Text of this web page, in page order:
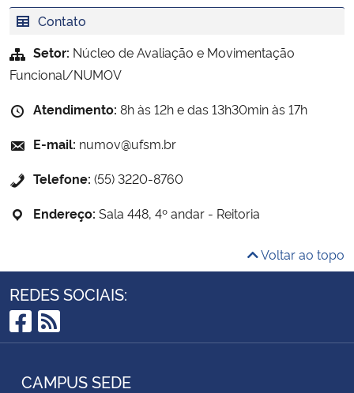
Contato
Setor: Núcleo de Avaliação e Movimentação
Funcional/NUMOV
Atendimento: 8h às 12h e das 13h30min às 17h
E-mail: numov@ufsm.br
Telefone: (55) 3220-8760
Endereço: Sala 448, 4º andar - Reitoria
Voltar ao topo
REDES SOCIAIS:
Facebook
RSS
CAMPUS SEDE